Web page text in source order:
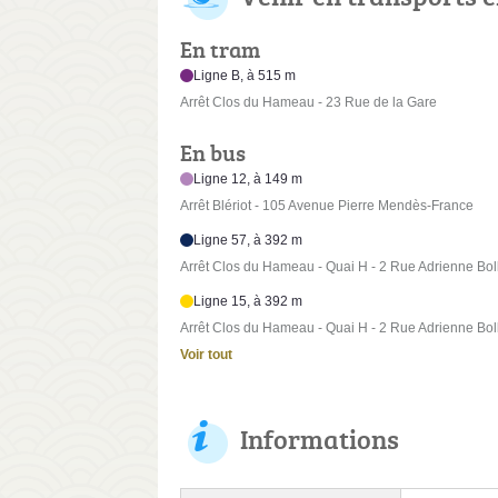
En tram
Ligne B, à 515 m
Arrêt Clos du Hameau - 23 Rue de la Gare
En bus
Ligne 12, à 149 m
Arrêt Blériot - 105 Avenue Pierre Mendès-France
Ligne 57, à 392 m
Arrêt Clos du Hameau - Quai H - 2 Rue Adrienne
Ligne 15, à 392 m
Arrêt Clos du Hameau - Quai H - 2 Rue Adrienne
Voir tout
Informations